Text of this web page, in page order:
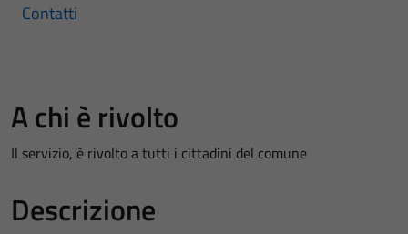
Contatti
A chi è rivolto
Il servizio, è rivolto a tutti i cittadini del comune
Descrizione